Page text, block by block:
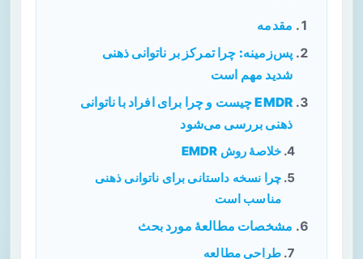
مقدمه
پس‌زمینه: چرا تمرکز بر ناتوانی ذهنی
شدید مهم است
EMDR چیست و چرا برای افراد با ناتوانی
ذهنی بررسی می‌شود
خلاصهٔ روش EMDR
چرا نسخه داستانی برای ناتوانی ذهنی
مناسب است
مشخصات مطالعهٔ مورد بحث
طراحی مطالعه